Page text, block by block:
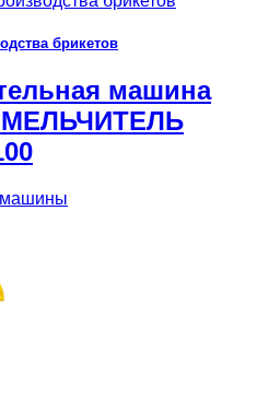
брикетов
машина
машины